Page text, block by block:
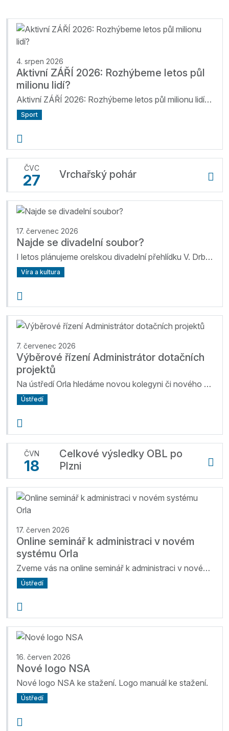
4. srpen 2026
Aktivní ZÁŘÍ 2026: Rozhýbeme letos půl
milionu lidí?
Aktivní ZÁŘÍ 2026: Rozhýbeme letos půl milionu lidí? Už počtvrté společně rozhýbeme Česko! Po loňském ...
Sport
ČVC
27 Vrchařský pohár
17. červenec 2026
Najde se divadelní soubor?
I letos plánujeme orelskou divadelní přehlídku V. Drboly v Boleradicích, tentokrát v termínu 20.-22. listopadu 2026. Páteční dopoledne patří tradičně...
Víra a kultura
7. červenec 2026
Výběrové řízení Administrátor dotačních
projektů
Na ústředí Orla hledáme novou kolegyni či nového kolegu na pozici Administrátor – administrátorka dotačních projektů a členské evidence. Rádi bychom ...
Ústředí
ČVN
18
Celkové výsledky OBL po
Plzni
17. červen 2026
Online seminář k administraci v novém
systému Orla
Zveme vás na online seminář k administraci v novém webovém systému Orla. Projdeme spolu e-přihlášku, správu jednoty, správu župy, vytváření akcí, krou...
Ústředí
16. červen 2026
Nové logo NSA
Nové logo NSA ke stažení. Logo manuál ke stažení.
Ústředí